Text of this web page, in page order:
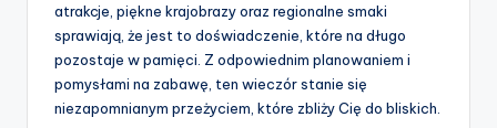
atrakcje, piękne krajobrazy oraz regionalne smaki
sprawiają, że jest to doświadczenie, które na długo
pozostaje w pamięci. Z odpowiednim planowaniem i
pomysłami na zabawę, ten wieczór stanie się
niezapomnianym przeżyciem, które zbliży Cię do bliskich.